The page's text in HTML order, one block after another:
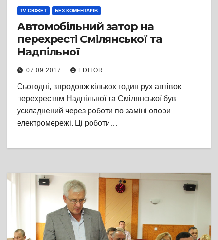
TV СЮЖЕТ БЕЗ КОМЕНТАРІВ
Автомобільний затор на
перехресті Смілянської та
Надпільної
07.09.2017 EDITOR
Сьогодні, впродовж кількох годин рух автівок
перехрестям Надпільної та Смілянської був
ускладнений через роботи по заміні опори
електромережі. Ці роботи…